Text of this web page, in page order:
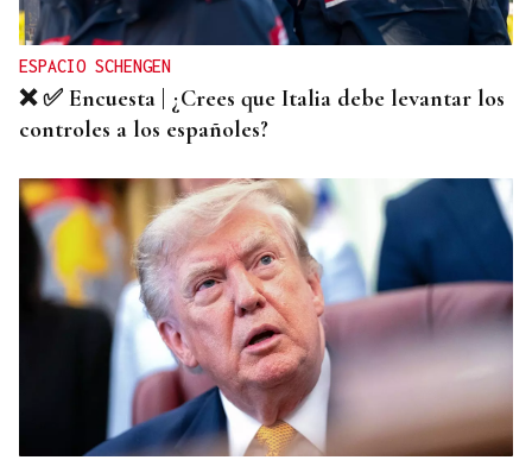
ESPACIO SCHENGEN
❌ ✅ Encuesta | ¿Crees que Italia debe levantar los
controles a los españoles?